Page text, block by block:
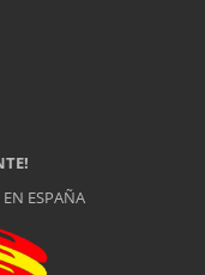
ESPAÑA